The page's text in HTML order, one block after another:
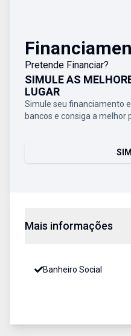
Pretende Financiar?
SIMULE AS
LUGAR
Simule seu financiamento
bancos e consiga a melhor
Mais informações
Banheiro Social